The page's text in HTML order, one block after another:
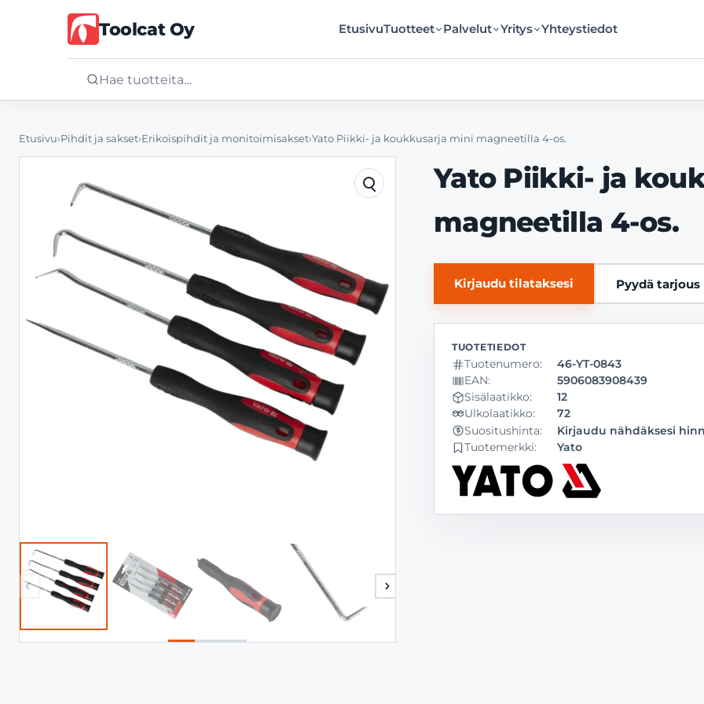
Toolcat Oy EtusivuTuotteet Palvelut Yritys Yhteystiedot
Palvelut
Yritys
Yhteystiedot
Etusivu›Pihdit ja sakset›Erikoispihdit ja monitoimisakset›Yato Piikki- ja koukkusarja mini magneetilla 4-os.
Yato Piikki- ja
magneetilla 4-os.
Kirjaudu tilataksesi Pyydä tarjous
Tuotenumero:
46-YT-0843
EAN:
5906083908439
Sisälaatikko:
12
Ulkolaatikko:
72
Suositushinta:
Kirjaudu nähdäksesi
Tuotemerkki: Yato